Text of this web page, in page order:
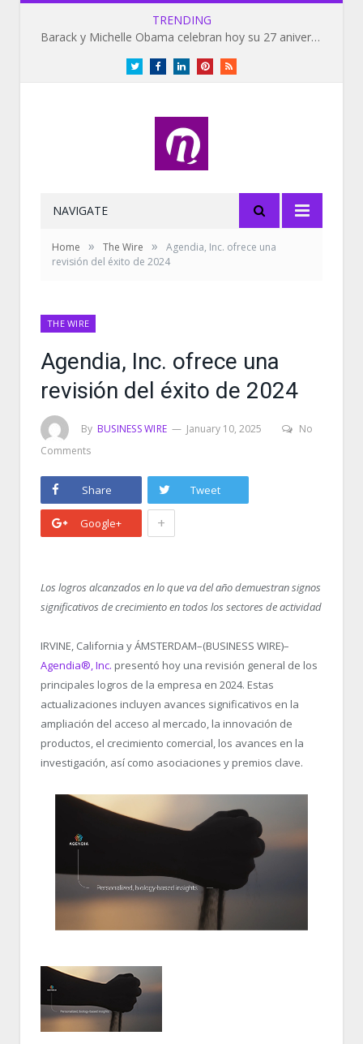
TRENDING
Barack y Michelle Obama celebran hoy su 27 aniversario de bodas
TwitterFacebookLinkedInPinterestRSS
NAVIGATE
Home » The Wire »
Agendia, Inc. ofrece una
revisión del éxito de 2024
THE WIRE
Agendia, Inc. ofrece una
revisión del éxito de 2024
By BUSINESS WIRE January 10, 2025
No
Comments
Share Tweet
Google+ +
Los logros alcanzados en lo que va del año demuestran signos
significativos de crecimiento en todos los sectores de actividad
IRVINE, California y ÁMSTERDAM–(BUSINESS WIRE)–
Agendia®, Inc. presentó hoy una revisión general de los
principales logros de la empresa en 2024. Estas
actualizaciones incluyen avances significativos en la
ampliación del acceso al mercado, la innovación de
productos, el crecimiento comercial, los avances en la
investigación, así como asociaciones y premios clave.